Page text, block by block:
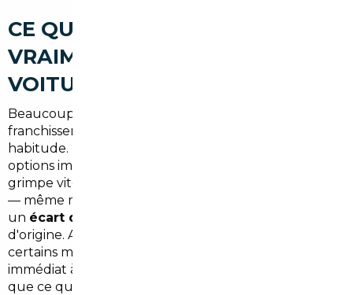
CE QUE VOUS GAGNEZ
VRAIMENT À IMPORTER VOTRE
VOITURE
Beaucoup de conducteurs de Bois-d'Arcy
franchissent la porte d'une concession locale par
habitude. Mais entre les marges concessionnaires, les
options imposées et les délais à rallonge, l'addition
grimpe vite. À l'échelle européenne, la même voiture
— même motorisation, même finition — peut afficher
un écart de prix de 3 000 à 9 000 €
d'origine. Allemagne, Belgique, Portugal, Espagne :
certains marchés proposent des véhicules en stock
immédiat à des conditions bien plus avantageuses
que ce qu'on trouve en Île-de-France. Ce n'est pas